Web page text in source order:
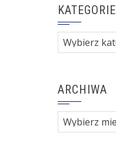
KATEGORIE
Kategorie
ARCHIWA
Archiwa